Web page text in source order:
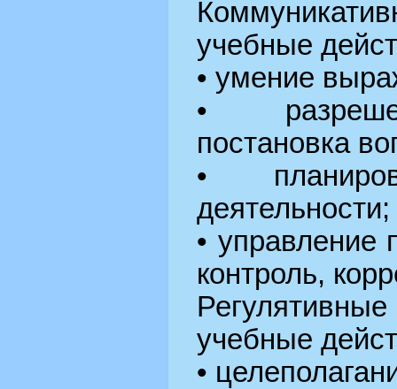
учебные
• умение
•
постановка
•
деятельности;
• управление
контроль,
учебные
•